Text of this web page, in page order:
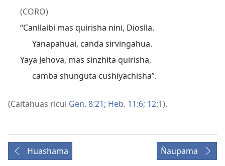
(CORO)
“Canllaibi mas quirisha nini, Dioslla.
Yanapahuai, canda sirvingahua.
Yaya Jehova, mas sinzhita quirisha,
camba shunguta cushiyachisha”.
(Caitahuas ricui Gen. 8:21; Heb. 11:6; 12:1).
Huashama Ñaupama